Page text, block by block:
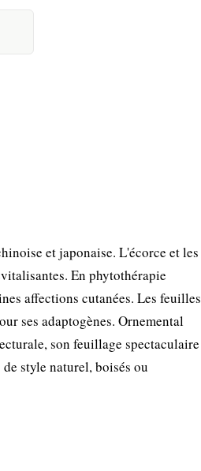
et japonaise. L'écorce et les
En phytothérapie
affections cutanées. Les feuilles
ses adaptogènes. Ornemental
son feuillage spectaculaire
style naturel, boisés ou